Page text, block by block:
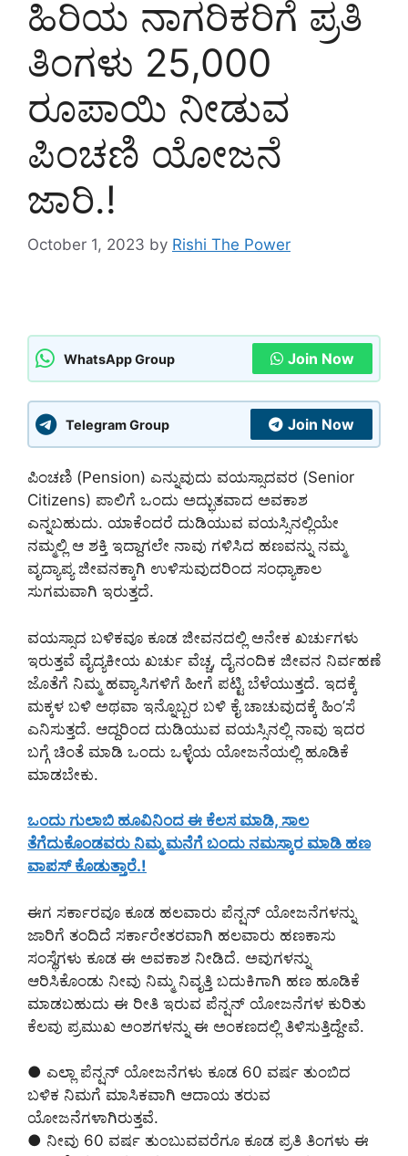
ಹಿರಿಯ ನಾಗರಿಕರಿಗೆ ಪ್ರತಿ
ತಿಂಗಳು 25,000
ರೂಪಾಯಿ ನೀಡುವ
ಪಿಂಚಣಿ ಯೋಜನೆ
ಜಾರಿ.!
October 1, 2023 by Rishi The Power
WhatsApp Group Join Now
Telegram Group Join Now
ಪಿಂಚಣಿ (Pension) ಎನ್ನುವುದು ವಯಸ್ಸಾದವರ (Senior
Citizens) ಪಾಲಿಗೆ ಒಂದು ಅದ್ಭುತವಾದ ಅವಕಾಶ
ಎನ್ನಬಹುದು. ಯಾಕೆಂದರೆ ದುಡಿಯುವ ವಯಸ್ಸಿನಲ್ಲಿಯೇ
ನಮ್ಮಲ್ಲಿ ಆ ಶಕ್ತಿ ಇದ್ದಾಗಲೇ ನಾವು ಗಳಿಸಿದ ಹಣವನ್ನು ನಮ್ಮ
ವೃದ್ಯಾಪ್ಯ ಜೀವನಕ್ಕಾಗಿ ಉಳಿಸುವುದರಿಂದ ಸಂಧ್ಯಾಕಾಲ
ಸುಗಮವಾಗಿ ಇರುತ್ತದೆ.
ವಯಸ್ಸಾದ ಬಳಿಕವೂ ಕೂಡ ಜೀವನದಲ್ಲಿ ಅನೇಕ ಖರ್ಚುಗಳು
ಇರುತ್ತವೆ ವೈದ್ಯಕೀಯ ಖರ್ಚು ವೆಚ್ಚ, ದೈನಂದಿಕ ಜೀವನ ನಿರ್ವಹಣೆ
ಜೊತೆಗೆ ನಿಮ್ಮ ಹವ್ಯಾಸಿಗಳಿಗೆ ಹೀಗೆ ಪಟ್ಟಿ ಬೆಳೆಯುತ್ತದೆ. ಇದಕ್ಕೆ
ಮಕ್ಕಳ ಬಳಿ ಅಥವಾ ಇನ್ನೊಬ್ಬರ ಬಳಿ ಕೈ ಚಾಚುವುದಕ್ಕೆ ಹಿಂ’ಸೆ
ಎನಿಸುತ್ತದೆ. ಆದ್ದರಿಂದ ದುಡಿಯುವ ವಯಸ್ಸಿನಲ್ಲಿ ನಾವು ಇದರ
ಬಗ್ಗೆ ಚಿಂತೆ ಮಾಡಿ ಒಂದು ಒಳ್ಳೆಯ ಯೋಜನೆಯಲ್ಲಿ ಹೂಡಿಕೆ
ಮಾಡಬೇಕು.
ಒಂದು ಗುಲಾಬಿ ಹೂವಿನಿಂದ ಈ ಕೆಲಸ ಮಾಡಿ, ಸಾಲ
ತೆಗೆದುಕೊಂಡವರು ನಿಮ್ಮ ಮನೆಗೆ ಬಂದು ನಮಸ್ಕಾರ ಮಾಡಿ ಹಣ
ವಾಪಸ್ ಕೊಡುತ್ತಾರೆ.!
ಈಗ ಸರ್ಕಾರವೂ ಕೂಡ ಹಲವಾರು ಪೆನ್ಷನ್ ಯೋಜನೆಗಳನ್ನು
ಜಾರಿಗೆ ತಂದಿದೆ ಸರ್ಕಾರೇತರವಾಗಿ ಹಲವಾರು ಹಣಕಾಸು
ಸಂಸ್ಥೆಗಳು ಕೂಡ ಈ ಅವಕಾಶ ನೀಡಿದೆ. ಅವುಗಳನ್ನು
ಆರಿಸಿಕೊಂಡು ನೀವು ನಿಮ್ಮ ನಿವೃತ್ತಿ ಬದುಕಿಗಾಗಿ ಹಣ ಹೂಡಿಕೆ
ಮಾಡಬಹುದು ಈ ರೀತಿ ಇರುವ ಪೆನ್ಷನ್ ಯೋಜನೆಗಳ ಕುರಿತು
ಕೆಲವು ಪ್ರಮುಖ ಅಂಶಗಳನ್ನು ಈ ಅಂಕಣದಲ್ಲಿ ತಿಳಿಸುತ್ತಿದ್ದೇವೆ.
● ಎಲ್ಲಾ ಪೆನ್ಷನ್ ಯೋಜನೆಗಳು ಕೂಡ 60 ವರ್ಷ ತುಂಬಿದ
ಬಳಿಕ ನಿಮಗೆ ಮಾಸಿಕವಾಗಿ ಆದಾಯ ತರುವ
ಯೋಜನೆಗಳಾಗಿರುತ್ತವೆ.
● ನೀವು 60 ವರ್ಷ ತುಂಬುವವರೆಗೂ ಕೂಡ ಪ್ರತಿ ತಿಂಗಳು ಈ